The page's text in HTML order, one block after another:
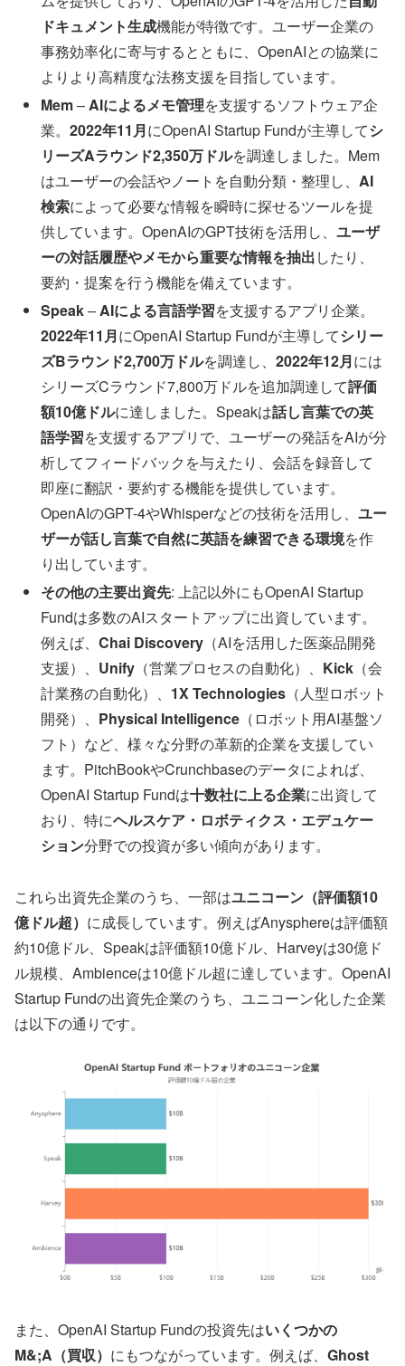
ドキュメント生成機能が特徴です。ユーザー企業の
事務効率化に寄与するとともに、OpenAIとの協業に
よりより高精度な法務支援を目指しています。
Mem–AIによるメモ管理を支援するソフトウェア企
業。2022年11月にOpenAI Startup Fundが主導してシ
リーズAラウンド2,350万ドルを調達しました。Mem
はユーザーの会話やノートを自動分類・整理し、AI
検索によって必要な情報を瞬時に探せるツールを提
供しています。OpenAIのGPT技術を活用し、ユーザ
ーの対話履歴やメモから重要な情報を抽出したり、
要約・提案を行う機能を備えています。
Speak–AIによる言語学習を支援するアプリ企業。
2022年11月にOpenAI Startup Fundが主導してシリー
ズBラウンド2,700万ドルを調達し、2022年12月には
シリーズCラウンド7,800万ドルを追加調達して評価
額10億ドルに達しました。Speakは話し言葉での英
語学習を支援するアプリで、ユーザーの発話をAIが分
析してフィードバックを与えたり、会話を録音して
即座に翻訳・要約する機能を提供しています。
OpenAIのGPT-4やWhisperなどの技術を活用し、ユー
ザーが話し言葉で自然に英語を練習できる環境を作
り出しています。
その他の主要出資先: 上記以外にもOpenAI Startup
Fundは多数のAIスタートアップに出資しています。
例えば、Chai Discovery （AIを活用した医薬品開発
支援）、 Unify （営業プロセスの自動化）、 Kick （会
計業務の自動化）、 1X Technologies （人型ロボット
開発）、 Physical Intelligence （ロボット用AI基盤ソ
フト）など、様々な分野の革新的企業を支援してい
ます。PitchBookやCrunchbaseのデータによれば、
OpenAI Startup Fundは十数社に上る企業に出資して
おり、特にヘルスケア・ロボティクス・エデュケー
ション分野での投資が多い傾向があります。
これら出資先企業のうち、一部はユニコーン（評価額10
億ドル超） に成長しています。例えばAnysphereは評価額
約10億ドル、Speakは評価額10億ドル、Harveyは30億ド
ル規模、Ambienceは10億ドル超に達しています。OpenAI
Startup Fundの出資先企業のうち、ユニコーン化した企業
は以下の通りです。
また、OpenAI Startup Fundの投資先はいくつかの
M&;A（買収） にもつながっています。例えば、 Ghost